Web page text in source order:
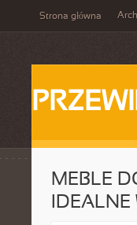
Strona główna
MEBLE